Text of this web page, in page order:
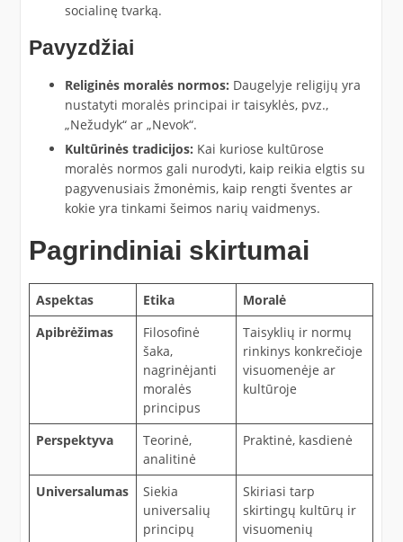
socialinę tvarką.
Pavyzdžiai
Religinės moralės normos: Daugelyje religijų yra
nustatyti moralės principai ir taisyklės, pvz.,
„Nežudyk“ ar „Nevok“.
Kultūrinės tradicijos: Kai kuriose kultūrose
moralės normos gali nurodyti, kaip reikia elgtis su
pagyvenusiais žmonėmis, kaip rengti šventes ar
kokie yra tinkami šeimos narių vaidmenys.
Pagrindiniai skirtumai
Aspektas Etika
Moralė
Apibrėžimas
Filosofinė
šaka,
nagrinėjanti
moralės
principus
Taisyklių ir normų
rinkinys konkrečioje
visuomenėje ar
kultūroje
Perspektyva
Teorinė,
analitinė
Praktinė, kasdienė
Universalumas
Siekia
universalių
principų
Skiriasi tarp
skirtingų kultūrų ir
visuomenių